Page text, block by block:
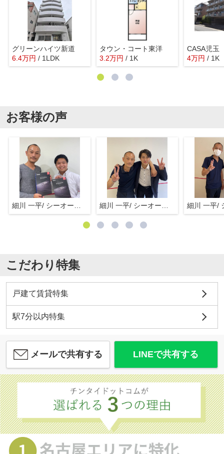
グリーンハイツ新道
6.4万円 / 1LDK
タウン・コート東洋
3.2万円 / 1K
CASA児玉
4万円 / 1K
お客様の声
こだわり特集
戸建て賃貸特集
駅7分以内特集
メールで共有する LINEで共有する